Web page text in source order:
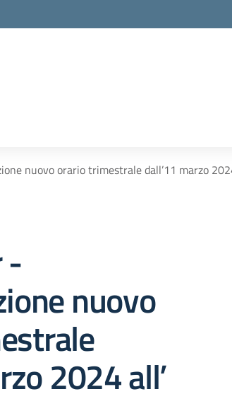
nuovo orario trimestrale dall’11 marzo
-
nuovo
2024 all’